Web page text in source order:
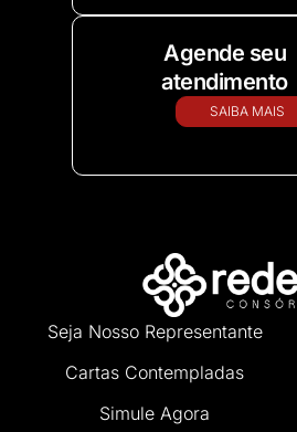
Agende seu
atendimento
SAIBA MAIS
Seja Nosso Representante
Cartas Contempladas
Simule Agora